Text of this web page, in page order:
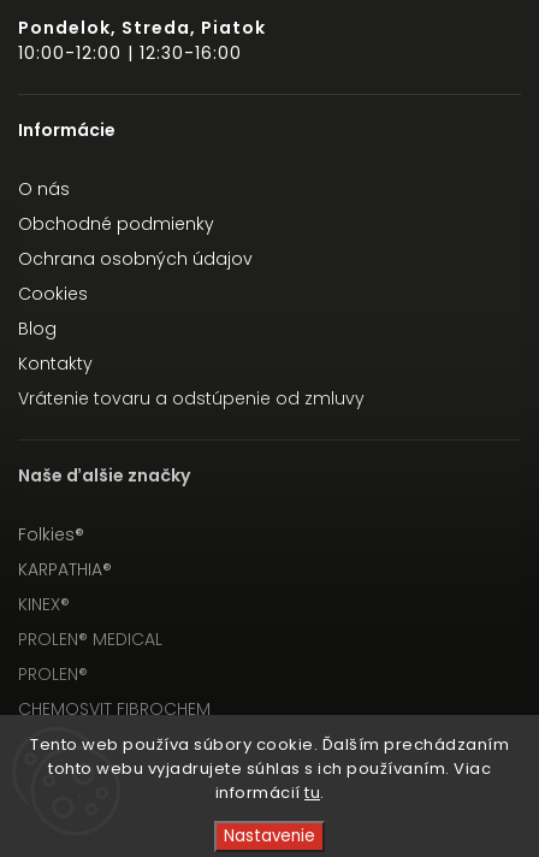
Tento web používa súbory cookie. Ďalším prechádzaním
tohto webu vyjadrujete súhlas s ich používaním. Viac
informácií tu.
Nastavenie
Pondelok, Streda, Piatok
10:00-12:00 | 12:30-16:00
Informácie
O nás
Obchodné podmienky
Ochrana osobných údajov
Cookies
Blog
Kontakty
Vrátenie tovaru a odstúpenie od zmluvy
Naše ďalšie značky
Folkies®
KARPATHIA®
KINEX®
PROLEN® MEDICAL
PROLEN®
CHEMOSVIT FIBROCHEM